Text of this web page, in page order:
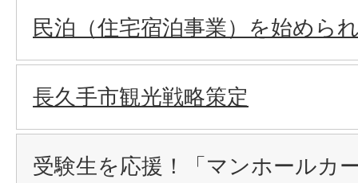
民泊（住宅宿泊事業）を始めら
長久手市観光戦略策定
受験生を応援！「マンホールカ